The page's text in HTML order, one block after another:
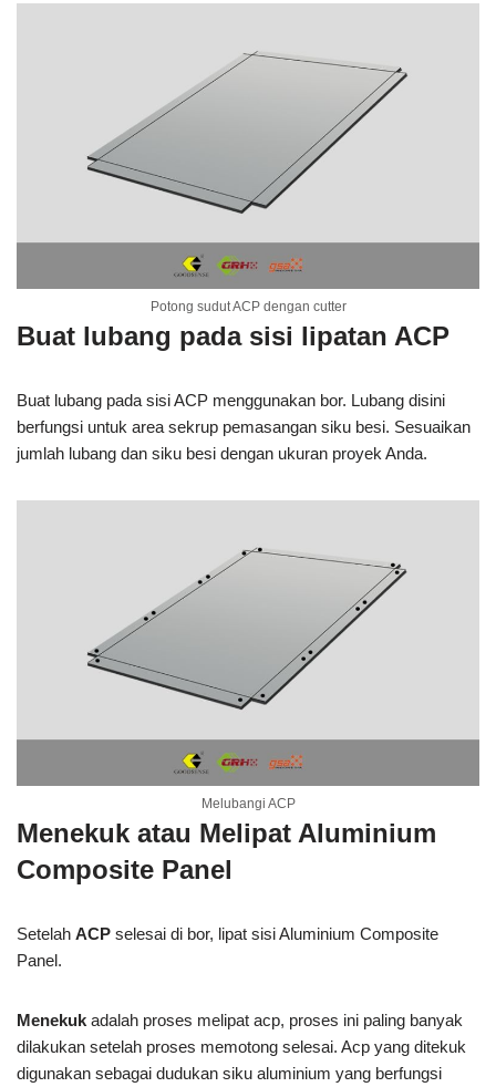
Potong sudut ACP dengan cutter
Buat lubang pada sisi lipatan ACP
Buat lubang pada sisi ACP menggunakan bor. Lubang disini
berfungsi untuk area sekrup pemasangan siku besi. Sesuaikan
jumlah lubang dan siku besi dengan ukuran proyek Anda.
Melubangi ACP
Menekuk atau Melipat Aluminium
Composite Panel
Setelah ACP selesai di bor, lipat sisi Aluminium Composite
Panel.
Menekuk adalah proses melipat acp, proses ini paling banyak
dilakukan setelah proses memotong selesai. Acp yang ditekuk
digunakan sebagai dudukan siku aluminium yang berfungsi